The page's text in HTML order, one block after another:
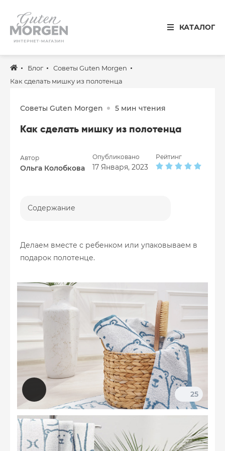
КАТАЛОГ
Иваново
8 800 100 34 50
Звонок по России бесплатный
Спальня
Столовая
Детская
Блог
Советы Guten Morgen
Как сделать мишку из полотенца
Советы Guten Morgen 5 мин чтения
Как сделать мишку из полотенца
Автор
Ольга Колобкова
Опубликовано
17 Января, 2023
Рейтинг
Содержание
Делаем вместе с ребенком или упаковываем в
подарок полотенце.
25